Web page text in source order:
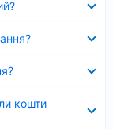
кошти